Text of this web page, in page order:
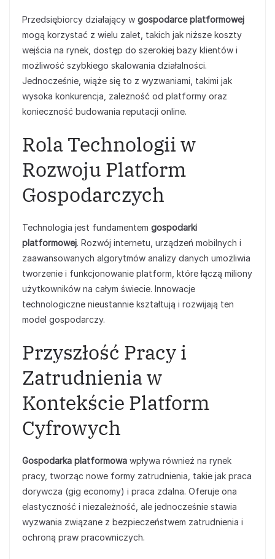
Przedsiębiorcy działający w gospodarce platformowej
mogą korzystać z wielu zalet, takich jak niższe koszty
wejścia na rynek, dostęp do szerokiej bazy klientów i
możliwość szybkiego skalowania działalności.
Jednocześnie, wiąże się to z wyzwaniami, takimi jak
wysoka konkurencja, zależność od platformy oraz
konieczność budowania reputacji online.
Rola Technologii w
Rozwoju Platform
Gospodarczych
Technologia jest fundamentem gospodarki
platformowej. Rozwój internetu, urządzeń mobilnych i
zaawansowanych algorytmów analizy danych umożliwia
tworzenie i funkcjonowanie platform, które łączą miliony
użytkowników na całym świecie. Innowacje
technologiczne nieustannie kształtują i rozwijają ten
model gospodarczy.
Przyszłość Pracy i
Zatrudnienia w
Kontekście Platform
Cyfrowych
Gospodarka platformowa wpływa również na rynek
pracy, tworząc nowe formy zatrudnienia, takie jak praca
dorywcza (gig economy) i praca zdalna. Oferuje ona
elastyczność i niezależność, ale jednocześnie stawia
wyzwania związane z bezpieczeństwem zatrudnienia i
ochroną praw pracowniczych.